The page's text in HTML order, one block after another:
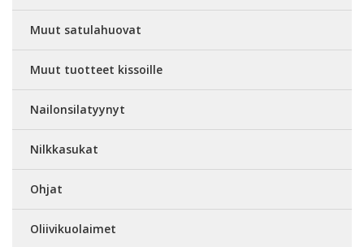
Muut satulahuovat
Muut tuotteet kissoille
Nailonsilatyynyt
Nilkkasukat
Ohjat
Oliivikuolaimet